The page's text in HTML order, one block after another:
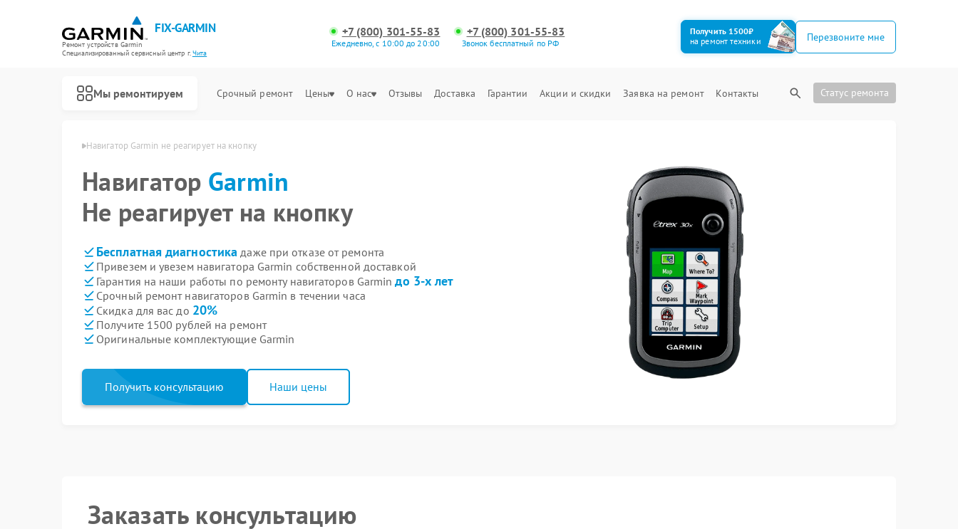
FIX-GARMIN
Ремонт устройств Garmin
Специализированный cервисный центр г.Чита
+7 (800) 301-55-83
Ежедневно, с 10:00 до 20:00
+7 (800) 301-55-83
Звонок бесплатный по РФ
Получить 1500₽
на ремонт техники
Перезвоните мне
Мы ремонтируем Срочный ремонт Цены О нас Отзывы Доставка Гарантии Акции и скидки Заявка на ремонт Контакты Статус ремонта
Навигатор Garmin не реагирует на кнопку
Навигатор Garmin
Не реагирует на кнопку
Бесплатная диагностика даже при отказе от ремонта
Привезем и увезем навигатора Garmin собственной доставкой
Гарантия на наши работы по ремонту навигаторов Garminдо 3-х лет
Срочный ремонт навигаторов Garmin в течении часа
Скидка для вас до 20%
Получите 1500 рублей на ремонт
Оригинальные комплектующие Garmin
Получить консультацию Наши цены
Заказать консультацию